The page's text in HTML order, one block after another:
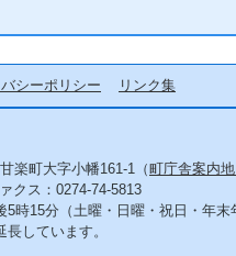
シーポリシー リンク集
楽町大字小幡161-1（町庁舎案内
クス：0274-74-5813
5時15分（土曜・日曜・祝日・年末
しています。